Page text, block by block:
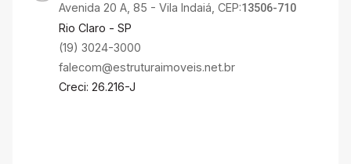
Avenida 20 A, 85 - Vila Indaiá, CEP:13506-710
Rio Claro - SP
(19) 3024-3000
falecom@estruturaimoveis.net.br
Creci: 26.216-J